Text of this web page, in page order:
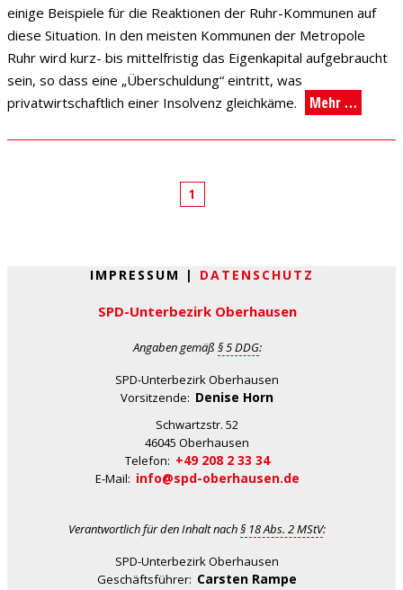
einige Beispiele für die Reaktionen der Ruhr-Kommunen auf
diese Situation. In den meisten Kommunen der Metropole
Ruhr wird kurz- bis mittelfristig das Eigenkapital aufgebraucht
sein, so dass eine „Überschuldung“ eintritt, was
privatwirtschaftlich einer Insolvenz gleichkäme.
Mehr …
1
IMPRESSUM | DATENSCHUTZ
SPD-Unterbezirk Oberhausen
Angaben gemäß § 5 DDG:
SPD-Unterbezirk Oberhausen
Vorsitzende: Denise Horn
Schwartzstr. 52
46045 Oberhausen
Telefon: +49 208 2 33 34
E-Mail: info@spd-oberhausen.de
Verantwortlich für den Inhalt nach§ 18 Abs. 2 MStV:
SPD-Unterbezirk Oberhausen
Geschäftsführer: Carsten Rampe